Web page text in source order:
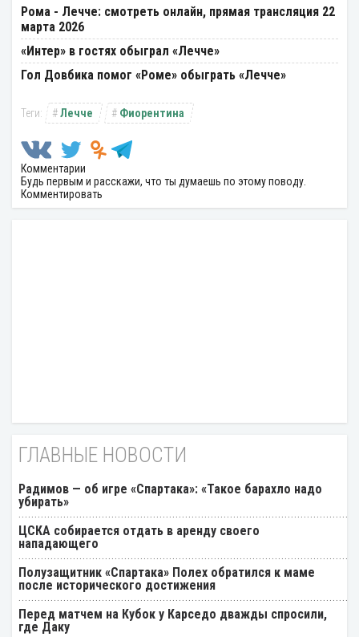
Рома - Лечче: смотреть онлайн, прямая трансляция 22
марта 2026
«Интер» в гостях обыграл «Лечче»
Гол Довбика помог «Роме» обыграть «Лечче»
Лечче Фиорентина
Комментарии
Будь первым и расскажи, что ты думаешь по этому поводу.
Комментировать
ГЛАВНЫЕ НОВОСТИ
Радимов — об игре «Спартака»: «Такое барахло надо
убирать»
ЦСКА собирается отдать в аренду своего
нападающего
Полузащитник «Спартака» Полех обратился к маме
после исторического достижения
Перед матчем на Кубок у Карседо дважды спросили,
где Даку